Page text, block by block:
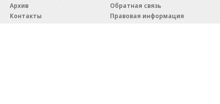
Архив
Контакты
Обратная связь
Правовая информация